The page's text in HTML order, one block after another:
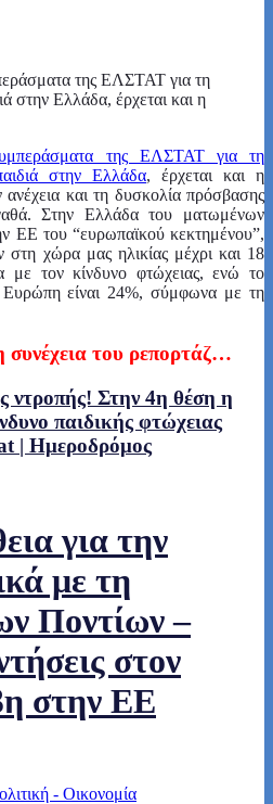
της ΕΛΣΤΑΤ για τη
στην Ελλάδα, έρχεται και η
της ΕΛΣΤΑΤ για τη
στην Ελλάδα, έρχεται και η
ανέχεια και τη δυσκολία πρόσβασης
Στην Ελλάδα του ματωμένων
ΕΕ του “ευρωπαϊκού κεκτημένου”,
στη χώρα μας ηλικίας μέχρι και 18
με τον κίνδυνο φτώχειας, ενώ το
Ευρώπη είναι 24%, σύμφωνα με τη
του ρεπορτάζ…
ντροπής! Στην 4η θέση η
παιδικής φτώχειας
| Ημεροδρόμος
για την
με τη
Ποντίων –
στον
στην ΕΕ
- Οικονομία